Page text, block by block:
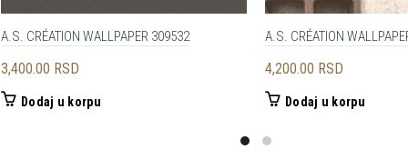
A.S. CRÉATION WALLPAPER 309532
3,400.00 RSD
Dodaj u korpu
A.S. CRÉATION
4,200.00 RSD
Dodaj u korpu